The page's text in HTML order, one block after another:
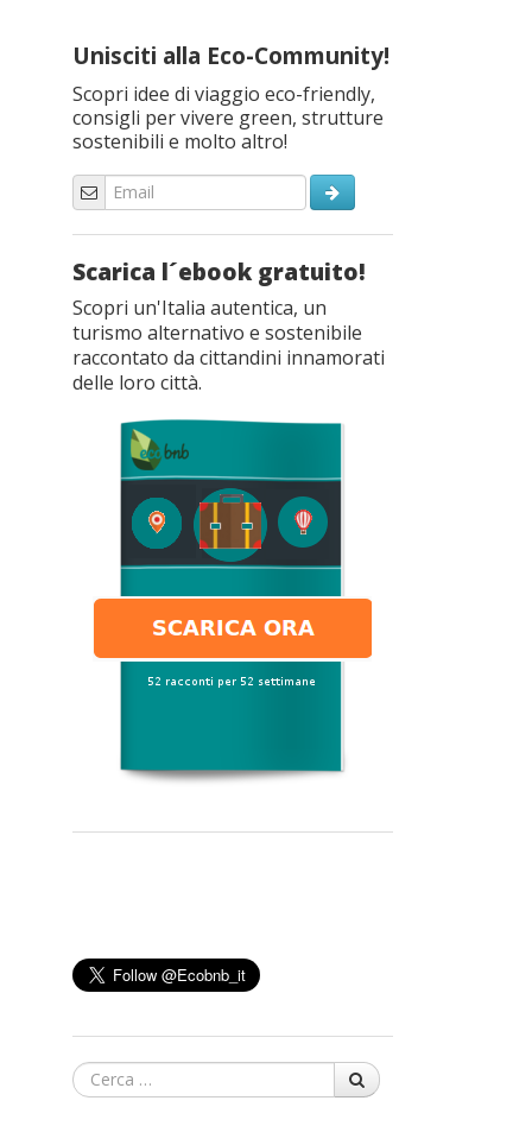
Unisciti alla Eco-Community!
Scopri idee di viaggio eco-friendly,
consigli per vivere green, strutture
sostenibili e molto altro!
Scarica l´ebook gratuito!
Scopri un'Italia autentica, un
turismo alternativo e sostenibile
raccontato da cittandini innamorati
delle loro città.
Cerca